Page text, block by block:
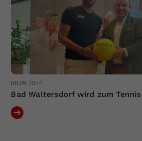
08.09.2024
Bad Waltersdorf wird zum